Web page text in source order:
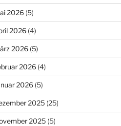
2026(5)
2026(4)
2026(5)
2026(4)
2026(5)
2025(25)
2025(5)